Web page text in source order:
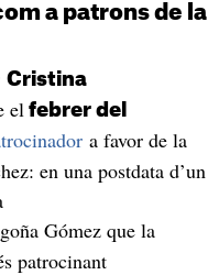
a patrons de la
Cristina
el febrer del
a favor de la
en una postdata d’un
Gómez que la
patrocinant